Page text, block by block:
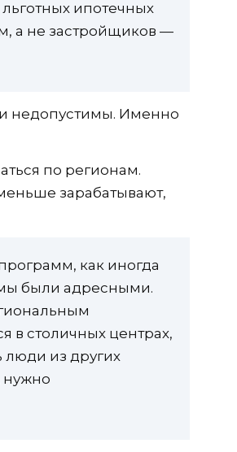
ипотечных
а не застройщиков —
недопустимы. Именно
по регионам.
зарабатывают,
как иногда
были адресными.
в столичных центрах,
люди из других
нужно